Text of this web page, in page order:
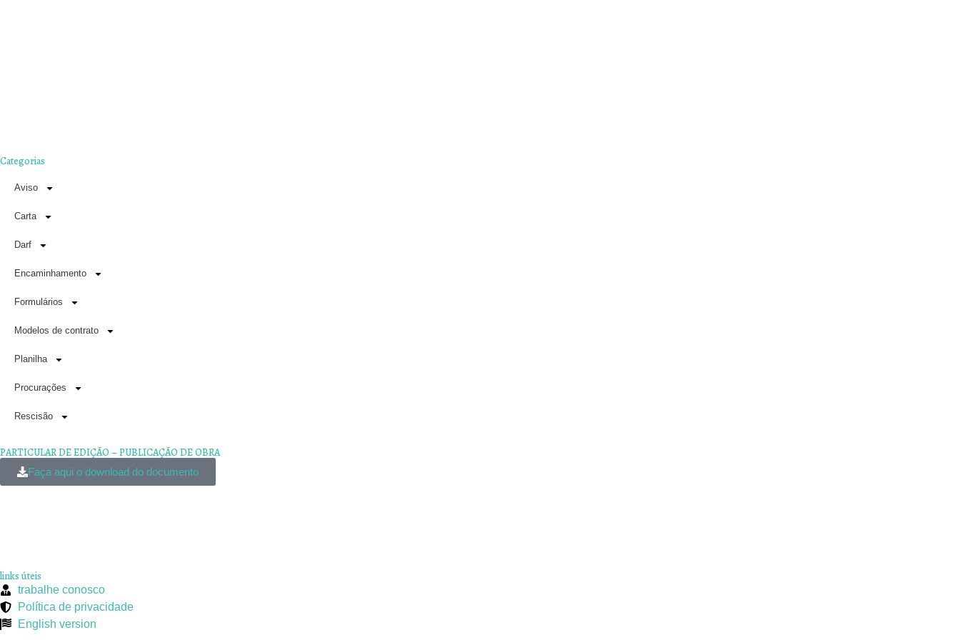
Categorias
Aviso
Carta
Darf
Encaminhamento
Formulários
Modelos de contrato
Planilha
Procurações
Rescisão
PARTICULAR DE EDIÇÃO – PUBLICAÇÃO DE OBRA
Faça aqui o download do documento
links úteis
trabalhe conosco
Política de privacidade
English version